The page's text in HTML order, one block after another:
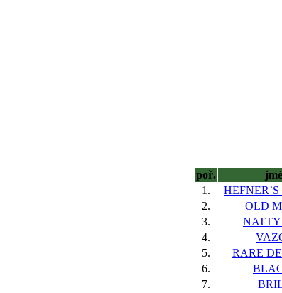
poř.
1.
2.
OLD
3.
4.
5.
RARE
6.
7.